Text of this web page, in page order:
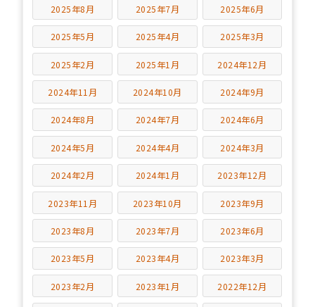
2025年8月 2025年7月 2025年6月
2025年5月 2025年4月 2025年3月
2025年2月 2025年1月 2024年12月
2024年11月 2024年10月 2024年9月
2024年8月 2024年7月 2024年6月
2024年5月 2024年4月 2024年3月
2024年2月 2024年1月 2023年12月
2023年11月 2023年10月 2023年9月
2023年8月 2023年7月 2023年6月
2023年5月 2023年4月 2023年3月
2023年2月 2023年1月 2022年12月